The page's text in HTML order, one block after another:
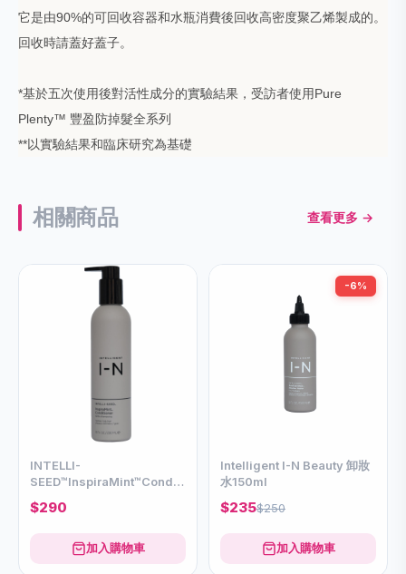
它是由90%的可回收容器和水瓶消費後回收高密度聚乙烯製成的。
回收時請蓋好蓋子。
*基於五次使用後對活性成分的實驗結果，受訪者使用Pure
Plenty™ 豐盈防掉髮全系列
**以實驗結果和臨床研究為基礎
相關商品 查看更多 →
INTELLI-
SEED™InspiraMint™Conditioner
236ml
$290
加入購物車
-6%
Intelligent I-N Beauty 卸妝
水150ml
$235$250
加入購物車